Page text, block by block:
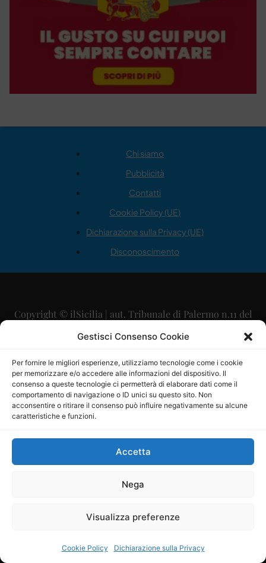
Gestisci Consenso Cookie
Per fornire le migliori esperienze, utilizziamo tecnologie come i cookie
per memorizzare e/o accedere alle informazioni del dispositivo. Il
consenso a queste tecnologie ci permetterà di elaborare dati come il
comportamento di navigazione o ID unici su questo sito. Non
acconsentire o ritirare il consenso può influire negativamente su alcune
caratteristiche e funzioni.
Accetta
Nega
Visualizza preferenze
Cookie Policy Dichiarazione sulla Privacy
Chi siamo
Pubblicità
Contatti
Cookie Policy (UE)
Dichiarazione sulla Privacy (UE)
Disconoscimento
Copyright © ilSicilia | aut. Tribunale di Palermo n.11 del
29/09/2015
Direttore Editoriale: Maurizio Scaglione
Direttore Responsabile: Maria Calabrese
P.IVA: 06334930820
Mercurio Comunicazione Società Cooperativa a r.l. è
iscritta al Registro degli Operatori di Comunicazione al
Sito gestito daLa Digitale srl–info@ladigitale.it